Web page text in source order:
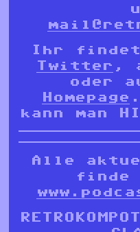
Ihr findet
Twitter ,
oder
Homepage
kann man
Alle
finde